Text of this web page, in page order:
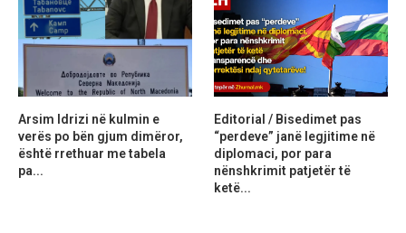
Arsim Idrizi në kulmin e
verës po bën gjum dimëror,
është rrethuar me tabela
pa...
Editorial / Bisedimet pas
“perdeve” janë legjitime në
diplomaci, por para
nënshkrimit patjetër të
ketë...